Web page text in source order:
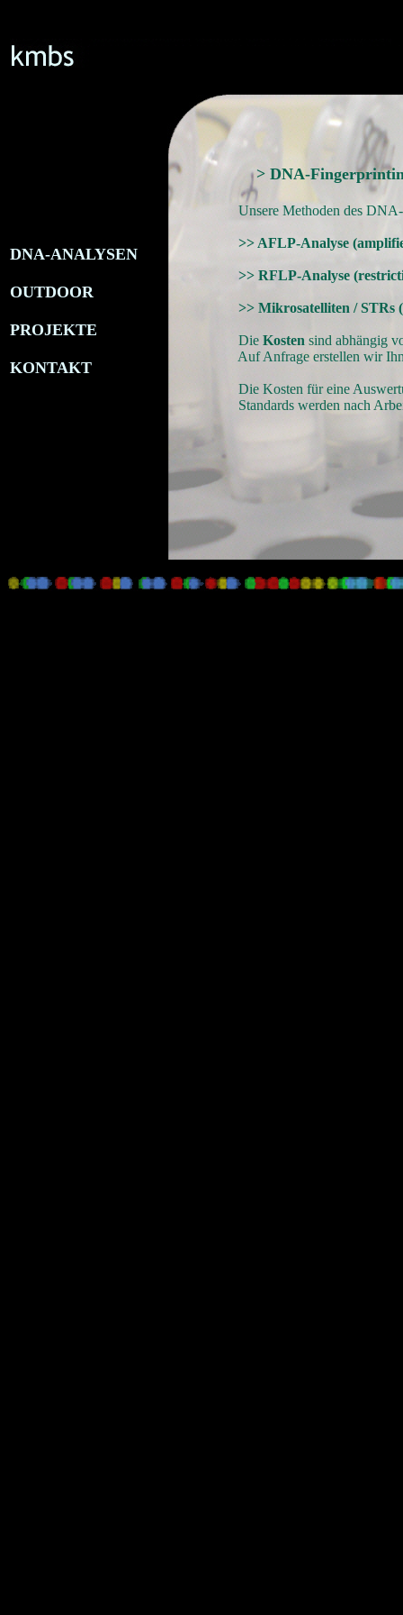
DNA-ANALYSEN
OUTDOOR
PROJEKTE
KONTAKT
> DNA-
Unsere Methoden des
>> AFLP-Analyse
>> RFLP-Analyse
>> Mikrosatelliten / STRs
Die Kosten sind abhängig
Auf Anfrage erstellen wir Ihnen
Die Kosten für eine Auswertung
Standards werden nach